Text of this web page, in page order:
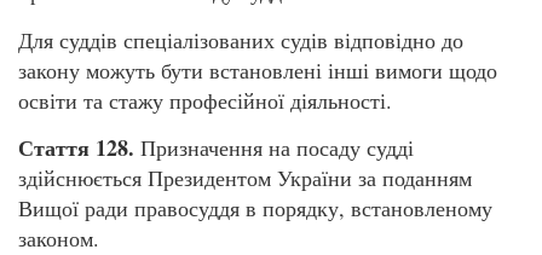
Для суддів спеціалізованих судів відповідно до
закону можуть бути встановлені інші вимоги щодо
освіти та стажу професійної діяльності.
Стаття 128. Призначення на посаду судді
здійснюється Президентом України за поданням
Вищої ради правосуддя в порядку, встановленому
законом.